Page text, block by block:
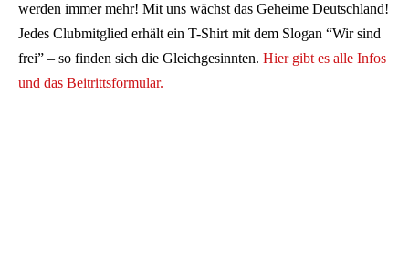
werden immer mehr! Mit uns wächst das Geheime Deutschland!
Jedes Clubmitglied erhält ein T-Shirt mit dem Slogan “Wir sind
frei” – so finden sich die Gleichgesinnten. Hier gibt es alle Infos
und das Beitrittsformular.